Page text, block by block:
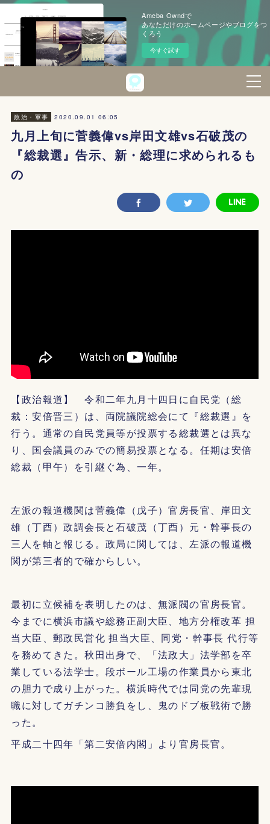
Ameba Owndで
あなただけのホームページやブログをつ
くろう
今すぐ試す
政治・軍事 2020.09.01 06:05
九月上旬に菅義偉vs岸田文雄vs石破茂の
『総裁選』告示、新・総理に求められるも
の
【政治報道】 令和二年九月十四日に自民党（総
裁：安倍晋三）は、両院議院総会にて『総裁選』を
行う。通常の自民党員等が投票する総裁選とは異な
り、国会議員のみでの簡易投票となる。任期は安倍
総裁（甲午）を引継ぐ為、一年。
左派の報道機関は菅義偉（戊子）官房長官、岸田文
雄（丁酉）政調会長と石破茂（丁酉）元・幹事長の
三人を軸と報じる。政局に関しては、左派の報道機
関が第三者的で確からしい。
最初に立候補を表明したのは、無派閥の官房長官。
今までに横浜市議や総務正副大臣、地方分権改革 担
当大臣、郵政民営化 担当大臣、同党・幹事長 代行等
を務めてきた。秋田出身で、「法政大」法学部を卒
業している法学士。段ボール工場の作業員から東北
の胆力で成り上がった。横浜時代では同党の先輩現
職に対してガチンコ勝負をし、鬼のドブ板戦術で勝
った。
平成二十四年「第二安倍内閣」より官房長官。